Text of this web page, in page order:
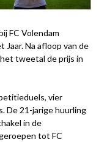
FC Volendam
Na afloop van de
tweetal de prijs in
vier
De 21-jarige huurling
in de
tot FC